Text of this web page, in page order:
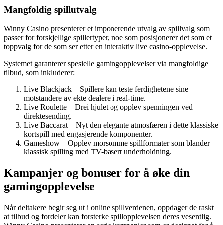
Mangfoldig spillutvalg
Winny Casino presenterer et imponerende utvalg av spillvalg som
passer for forskjellige spillertyper, noe som posisjonerer det som et
toppvalg for de som ser etter en interaktiv live casino-opplevelse.
Systemet garanterer spesielle gamingopplevelser via mangfoldige
tilbud, som inkluderer:
Live Blackjack – Spillere kan teste ferdighetene sine
motstandere av ekte dealere i real-time.
Live Roulette – Drei hjulet og opplev spenningen ved
direktesending.
Live Baccarat – Nyt den elegante atmosfæren i dette klassiske
kortspill med engasjerende komponenter.
Gameshow – Opplev morsomme spillformater som blander
klassisk spilling med TV-basert underholdning.
Kampanjer og bonuser for å øke din
gamingopplevelse
Når deltakere begir seg ut i online spillverdenen, oppdager de raskt
at tilbud og fordeler kan forsterke spillopplevelsen deres vesentlig.